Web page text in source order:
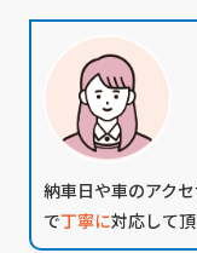
納車日や車のアク
で丁寧に対応して